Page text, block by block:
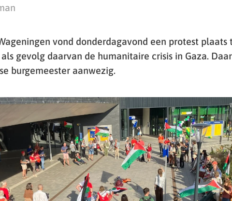
vond donderdagavond een protest plaats
gevolg daarvan de humanitaire crisis in Gaza.
burgemeester aanwezig.